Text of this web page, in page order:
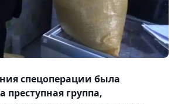
спецоперации была
группа,